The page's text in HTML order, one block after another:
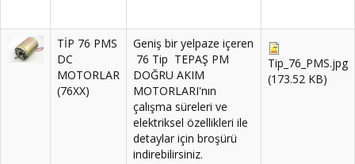
TİP 76 PMS
DC
MOTORLAR
(76XX)
Geniş bir yelpaze içeren
76 Tip TEPAŞ PM
DOĞRU AKIM
MOTORLARI'nın
çalışma süreleri ve
elektriksel özellikleri ile
detaylar için broşürü
indirebilirsiniz.
Tip_76_PMS.jpg
(173.52 KB)